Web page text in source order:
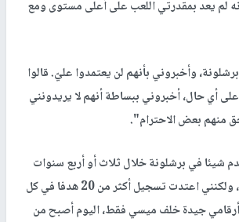
لم يعد بمقدرتي اللعب على أعلى مستوى ومع
وأخبروني بأنهم لن يعتمدوا عليّ. قالوا
أي حال، أخبروني ببساطة أنهم لا يريدونني
منهم بعض الاحترام".
شيئا في برشلونة خلال ثلاث أو أربع سنوات
كنت سأتفهم موقفهم، ولكنني اعتدت تسجيل أكثر من 20 هدفا في كل
أرقامي جيدة خلف ميسي فقط، اليوم أصبح من